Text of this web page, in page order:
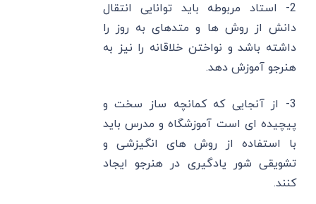
2- استاد مربوطه باید توانایی انتقال
دانش از روش ها و متدهای به روز را
داشته باشد و نواختن خلاقانه را نیز به
هنرجو آموزش دهد.
3- از آنجایی که کمانچه ساز سخت و
پیچیده ای است آموزشگاه و مدرس باید
با استفاده از روش های انگیزشی و
تشویقی شور یادگیری در هنرجو ایجاد
کنند.